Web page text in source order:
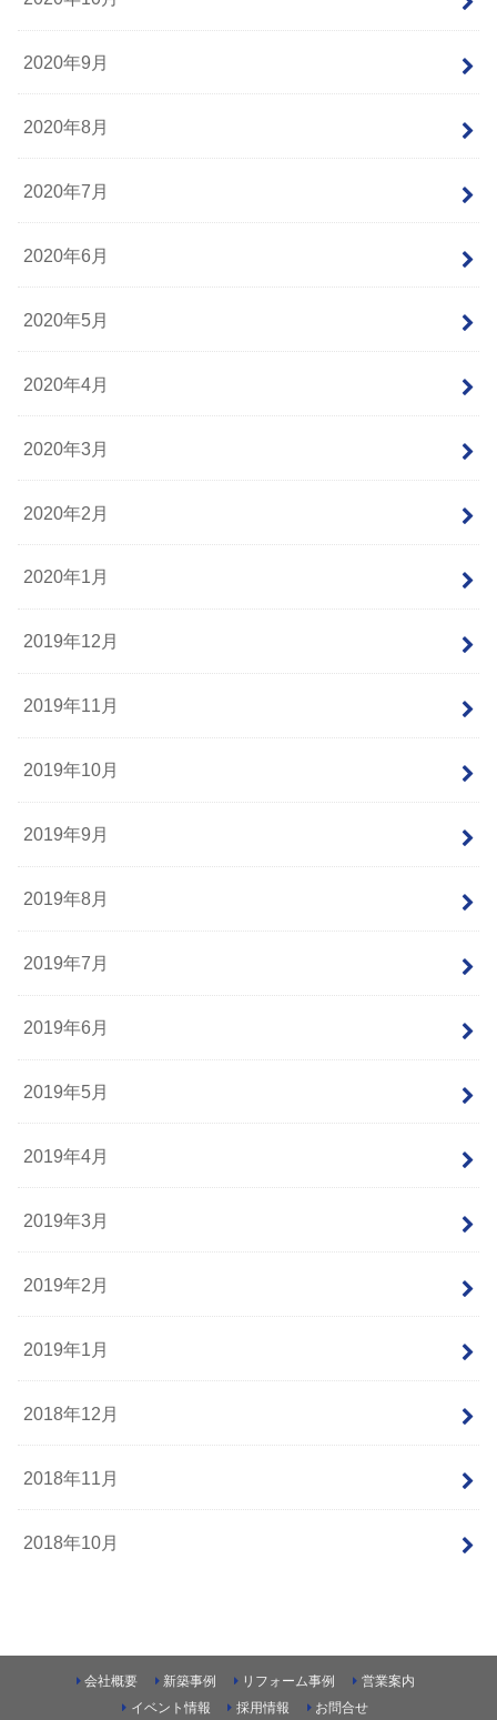
2020年9月
2020年8月
2020年7月
2020年6月
2020年5月
2020年4月
2020年3月
2020年2月
2020年1月
2019年12月
2019年11月
2019年10月
2019年9月
2019年8月
2019年7月
2019年6月
2019年5月
2019年4月
2019年3月
2019年2月
2019年1月
2018年12月
2018年11月
2018年10月
会社概要 新築事例 リフォーム事例
営業案内
イベント情報
採用情報 お問合せ